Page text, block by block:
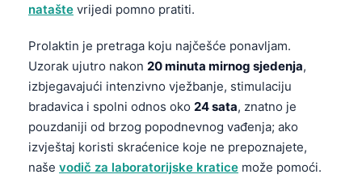
natašte vrijedi pomno pratiti.
Prolaktin je pretraga koju najčešće ponavljam.
Uzorak ujutro nakon 20 minuta mirnog sjedenja,
izbjegavajući intenzivno vježbanje, stimulaciju
bradavica i spolni odnos oko 24 sata, znatno je
pouzdaniji od brzog popodnevnog vađenja; ako
izvještaj koristi skraćenice koje ne prepoznajete,
naše vodič za laboratorijske kratice može pomoći.